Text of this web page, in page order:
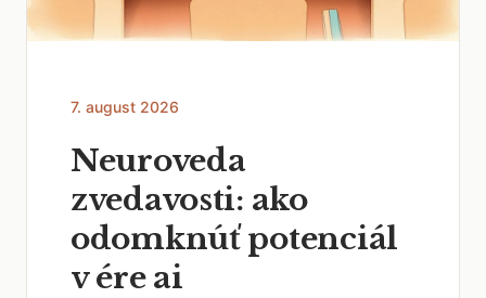
7. august 2026
Neuroveda
zvedavosti: ako
odomknúť potenciál
v ére ai